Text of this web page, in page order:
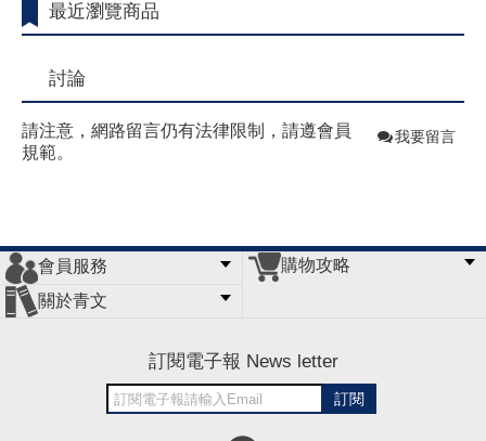
最近瀏覽商品
討論
請注意，網路留言仍有法律限制，請遵會員
規範。
我要留言
會員服務
會員辦法
客服信箱
隱私條款
網站導覽
購物攻略
關於青文
訂閱電子報 News letter
訂閱